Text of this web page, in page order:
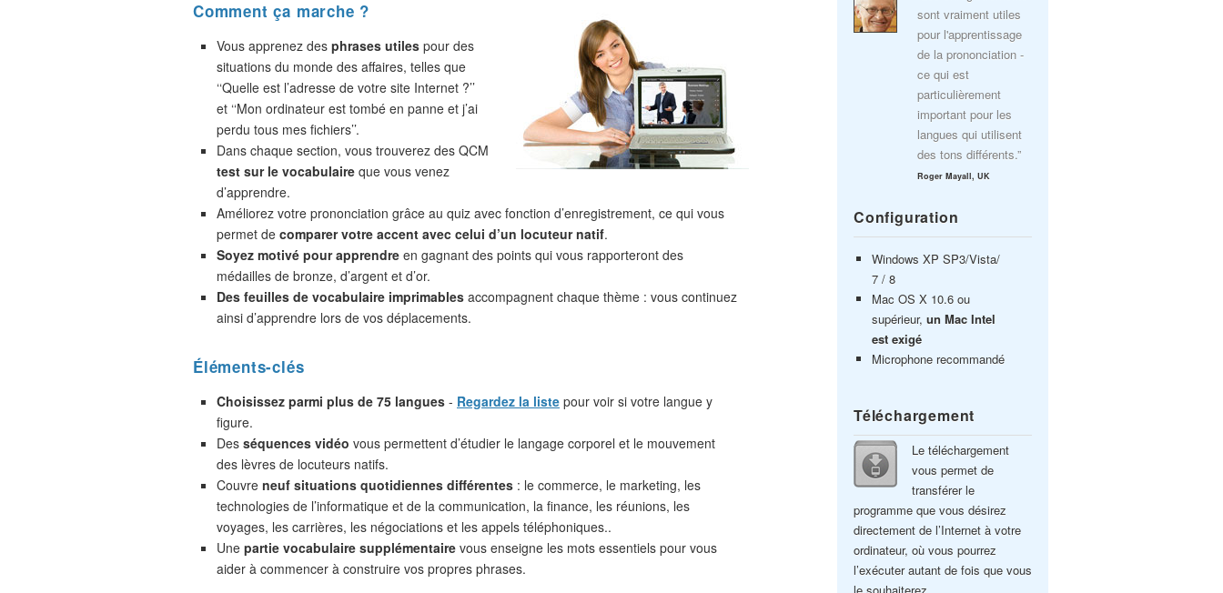
Comment ça marche ?
Vous apprenez des phrases utiles pour des
situations du monde des affaires, telles que
‘‘Quelle est l’adresse de votre site Internet ?’’
et ‘‘Mon ordinateur est tombé en panne et j’ai
perdu tous mes fichiers’’.
Dans chaque section, vous trouverez des QCM
test sur le vocabulaire que vous venez
d’apprendre.
Améliorez votre prononciation grâce au quiz avec fonction d’enregistrement, ce qui vous
permet de comparer votre accent avec celui d’un locuteur natif.
Soyez motivé pour apprendre en gagnant des points qui vous rapporteront des
médailles de bronze, d’argent et d’or.
Des feuilles de vocabulaire imprimables accompagnent chaque thème : vous continuez
ainsi d’apprendre lors de vos déplacements.
Éléments-clés
Choisissez parmi plus de 75 langues - Regardez la liste pour voir si votre langue y
figure.
Des séquences vidéo vous permettent d’étudier le langage corporel et le mouvement
des lèvres de locuteurs natifs.
Couvre neuf situations quotidiennes différentes : le commerce, le marketing, les
technologies de l’informatique et de la communication, la finance, les réunions, les
voyages, les carrières, les négociations et les appels téléphoniques..
Une partie vocabulaire supplémentaire vous enseigne les mots essentiels pour vous
aider à commencer à construire vos propres phrases.
sont vraiment utiles
pour l'apprentissage
de la prononciation -
ce qui est
particulièrement
important pour les
langues qui utilisent
des tons différents.”
Roger Mayall, UK
Configuration
Windows XP SP3/Vista/
7 / 8
Mac OS X 10.6 ou
supérieur, un Mac Intel
est exigé
Microphone recommandé
Téléchargement
Le téléchargement
vous permet de
transférer le
programme que vous désirez
directement de l’Internet à votre
ordinateur, où vous pourrez
l’exécuter autant de fois que vous